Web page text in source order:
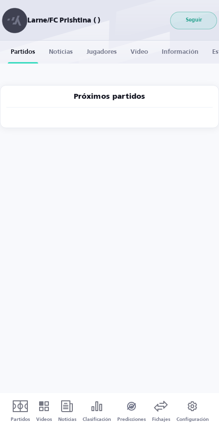
Larne/FC Prishtina ( ) Seguir
Partidos Noticias Jugadores Vídeo Información
Próximos partidos
Partidos Vídeos Noticias Clasificación Predicciones Fichajes Configuración